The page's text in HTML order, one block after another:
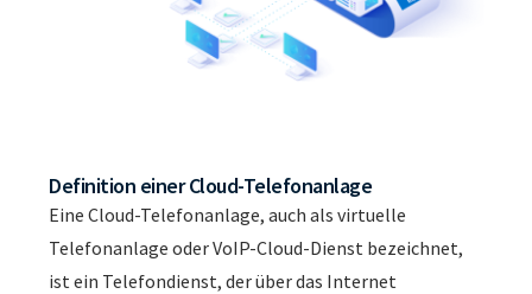
Definition einer Cloud-Telefonanlage
Eine Cloud-Telefonanlage, auch als virtuelle
Telefonanlage oder VoIP-Cloud-Dienst bezeichnet,
ist ein Telefondienst, der über das Internet